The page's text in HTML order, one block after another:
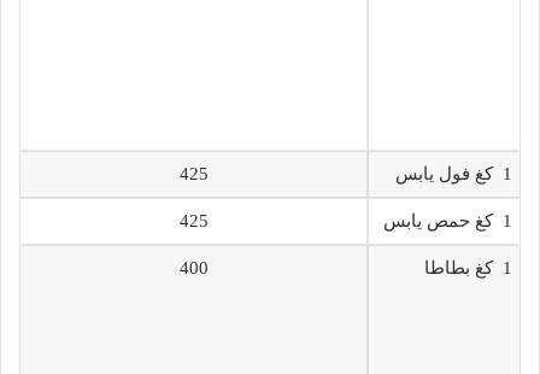
1 كغ فول يابس 425
1 كغ حمص يابس 425
1 كغ بطاطا 400